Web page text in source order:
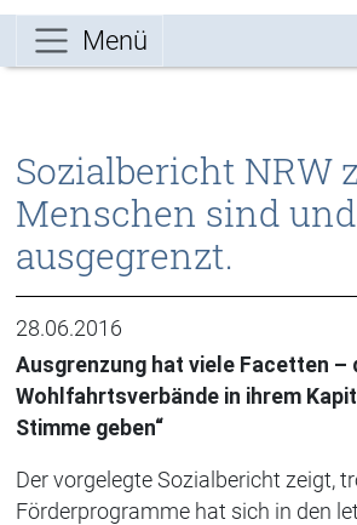
Menü
Sozialbericht NRW
Menschen sind
ausgegrenzt.
28.06.2016
Ausgrenzung hat viele Facetten –
Wohlfahrtsverbände in ihrem
Stimme geben“
Der vorgelegte Sozialbericht zeigt,
Förderprogramme hat sich in den